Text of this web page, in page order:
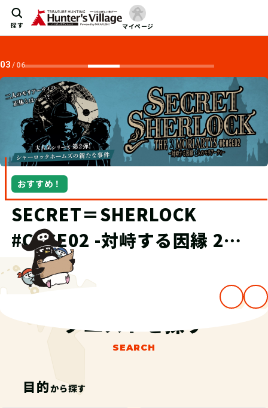
探す マイページ
04 / 06
おすすめ！
“究極の宝探し”TECにオブザ
ーバー制度が登場！
クエストを探す
SEARCH
目的から探す